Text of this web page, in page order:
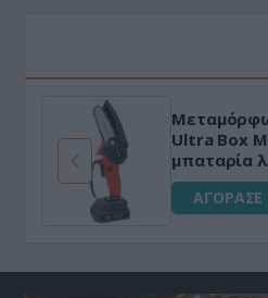
Ultra Box
μπαταρία
ΑΓΟΡΑΣΕ